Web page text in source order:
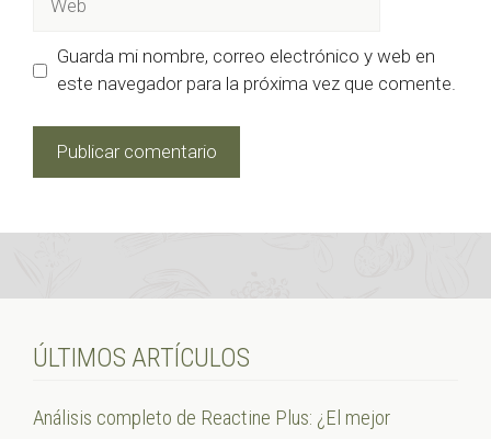
Guarda mi nombre, correo electrónico y web en
este navegador para la próxima vez que comente.
ÚLTIMOS ARTÍCULOS
Análisis completo de Reactine Plus: ¿El mejor